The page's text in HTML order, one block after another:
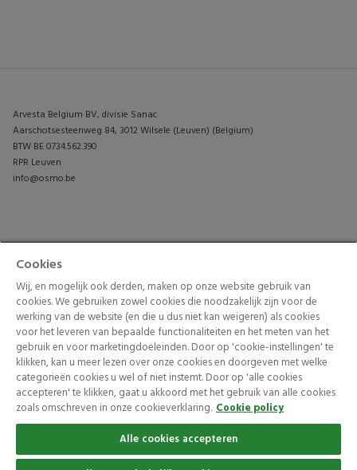
Arvesta Belgium BV, divisie Sanac
Aarschotsesteenweg 84, 3012 Wilsele (Leuven) (Belgium)
BTW BE 0734.562.390
RPR Leuven
info@osmo.be
TUININSPIRATIE
© 2026 Arvesta. All rights reserved.
Terms & Conditions Cookie Policy Privacy Policy
Cookies
Wij, en mogelijk ook derden, maken op onze website gebruik van
cookies. We gebruiken zowel cookies die noodzakelijk zijn voor de
werking van de website (en die u dus niet kan weigeren) als cookies
voor het leveren van bepaalde functionaliteiten en het meten van het
gebruik en voor marketingdoeleinden. Door op 'cookie-instellingen' te
klikken, kan u meer lezen over onze cookies en doorgeven met welke
categorieën cookies u wel of niet instemt. Door op 'alle cookies
accepteren' te klikken, gaat u akkoord met het gebruik van alle cookies
zoals omschreven in onze cookieverklaring. Cookie policy
Alle cookies accepteren